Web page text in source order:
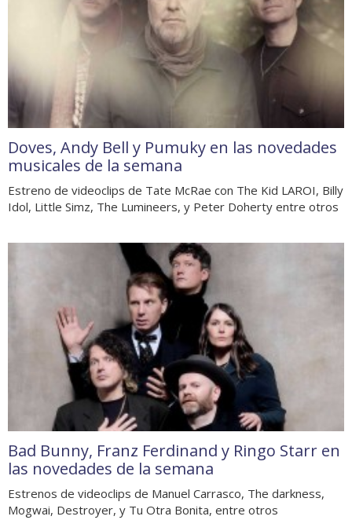
Doves, Andy Bell y Pumuky en las novedades
musicales de la semana
Estreno de videoclips de Tate McRae con The Kid LAROI, Billy
Idol, Little Simz, The Lumineers, y Peter Doherty entre otros
Bad Bunny, Franz Ferdinand y Ringo Starr en
las novedades de la semana
Estrenos de videoclips de Manuel Carrasco, The darkness,
Mogwai, Destroyer, y Tu Otra Bonita, entre otros